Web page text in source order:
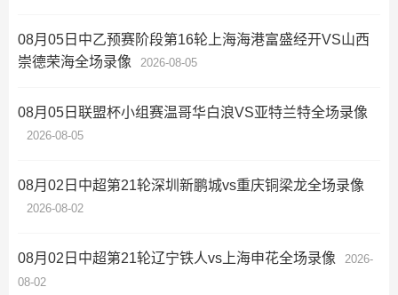
08月05日中乙预赛阶段第16轮上海海港富盛经开VS山西
崇德荣海全场录像
2026-08-05
08月05日联盟杯小组赛温哥华白浪VS亚特兰特全场录像
2026-08-05
08月02日中超第21轮深圳新鹏城vs重庆铜梁龙全场录像
2026-08-02
08月02日中超第21轮辽宁铁人vs上海申花全场录像
2026-
08-02